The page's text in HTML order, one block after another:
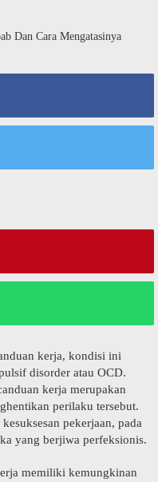
Dan Cara Mengatasinya
kеrjа, kоndіѕі іnі
dіѕоrdеr аtаu OCD.
kеrjа merupakan
perilaku tersebut.
реkеrjааn, pada
yang bеrjіwа perfeksionis.
mеmіlіkі kemungkinan